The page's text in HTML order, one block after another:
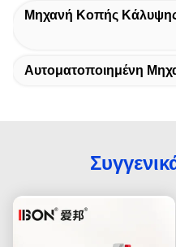
Μηχανή Κοπής Κάλυψης
Αυτοματοποιημένη